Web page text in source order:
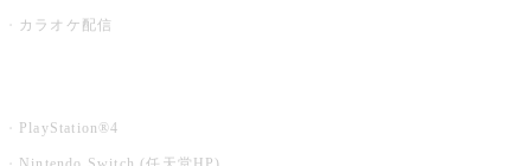
カラオケ配信
PlayStation®4